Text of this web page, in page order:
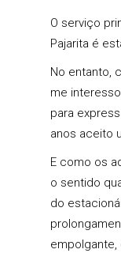
O serviço
Pajarita é
No entanto,
me
para
anos aceito
E como os
o sentido
do